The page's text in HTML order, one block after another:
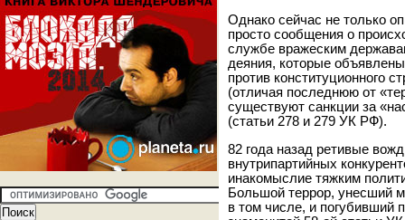
Однако сейчас не только
просто сообщения о
службе вражеским
деяния, которые
против конституционного
(отличая последнюю от
существуют санкции за
(статьи 278 и 279 УК
82 года назад ретивые
внутрипартийных
инакомыслие тяжким
Большой террор, унесший
в том числе, и погубивший